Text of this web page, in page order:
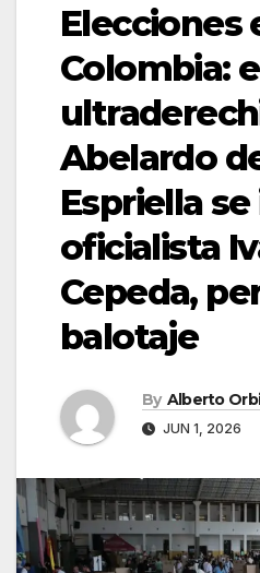
Elecciones
Colombia:
Abelardo
Espriella
oficialista
Cepeda,
balotaje
By Alberto
JUN 1, 2026